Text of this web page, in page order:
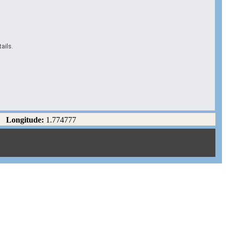
Longitude: 1.774777